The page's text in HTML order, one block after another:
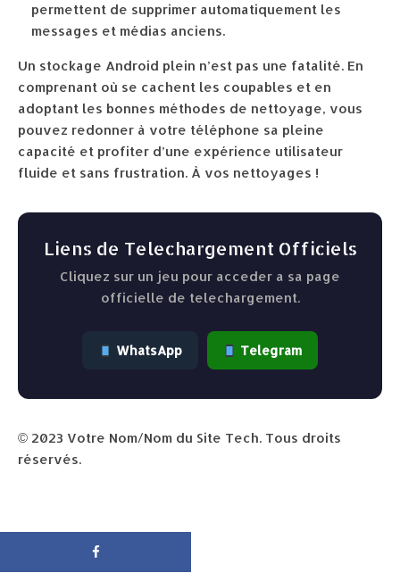
permettent de supprimer automatiquement les
messages et médias anciens.
Un stockage Android plein n’est pas une fatalité. En
comprenant où se cachent les coupables et en
adoptant les bonnes méthodes de nettoyage, vous
pouvez redonner à votre téléphone sa pleine
capacité et profiter d’une expérience utilisateur
fluide et sans frustration. À vos nettoyages !
Liens de Telechargement Officiels
Cliquez sur un jeu pour acceder a sa page
officielle de telechargement.
WhatsApp Telegram
© 2023 Votre Nom/Nom du Site Tech. Tous droits
réservés.